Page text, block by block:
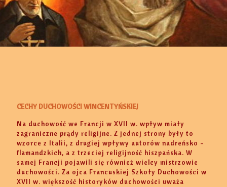
CECHY DUCHOWOŚCI WINCENTYŃSKIEJ
Na duchowość we Francji w XVII w. wpływ miały
zagraniczne prądy religijne. Z jednej strony były to
wzorce z Italii, z drugiej wpływy autorów nadreńsko –
flamandzkich, a z trzeciej religijność hiszpańska. W
samej Francji pojawili się również wielcy mistrzowie
duchowości. Za ojca Francuskiej Szkoły Duchowości w
XVII w. większość historyków duchowości uważa